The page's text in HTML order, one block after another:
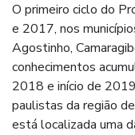
O primeiro ciclo do
e 2017, nos
Agostinho,
conhecimentos
2018 e início de
paulistas da região
está localizada uma